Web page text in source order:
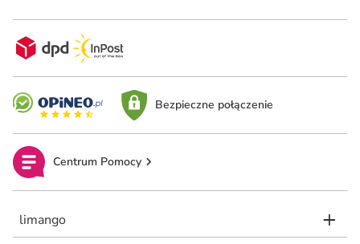
Bezpieczne połączenie
Centrum Pomocy
limango